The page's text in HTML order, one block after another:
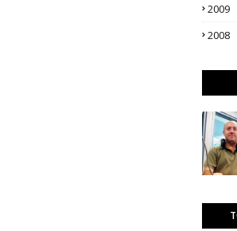
2009
2008